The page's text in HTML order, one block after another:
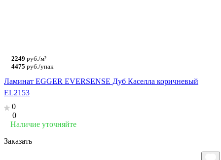
2249 руб./м²
4475 руб./упак
Ламинат EGGER EVERSENSE Дуб Каселла коричневый
EL2153
0
0
Наличие уточняйте
Заказать